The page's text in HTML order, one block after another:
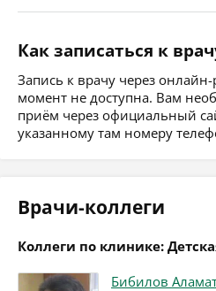
Как записаться к
Запись к врачу через
момент не доступна. Вам
приём через официальный
указанному там номеру
Врачи-коллеги
Коллеги по клинике:
Бибилов